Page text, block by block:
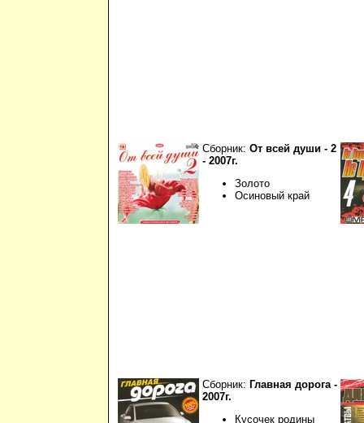
Сборник: От всей души - 2
- 2007г.
Золото
Осиновый край
Сборник: Главная дорога -
2007г.
Кусочек родины